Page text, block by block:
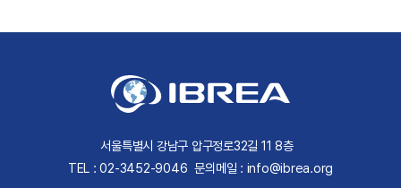
서울특별시 강남구 압구정로32길 11 8층
TEL : 02-3452-9046 문의메일 : info@ibrea.org